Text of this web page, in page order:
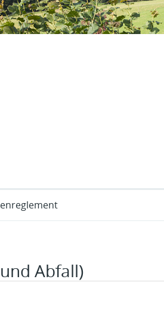
Abfall)